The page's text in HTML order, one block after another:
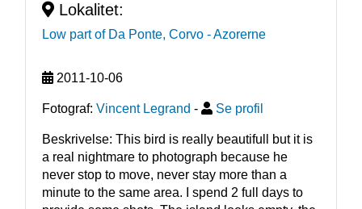
Lokalitet:
Low part of Da Ponte, Corvo - Azorerne
2011-10-06
Fotograf: Vincent Legrand - Se profil
Beskrivelse: This bird is really beautifull but it is
a real nightmare to photograph because he
never stop to move, never stay more than a
minute to the same area. I spend 2 full days to